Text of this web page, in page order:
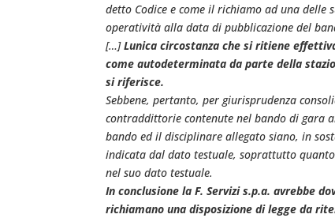
detto Codice e come il richiamo ad una
operatività alla data di pubblicazione del
[…]Lunica circostanza che si ritiene
come autodeterminata da parte della
si riferisce.
Sebbene, pertanto, per giurisprudenza
contraddittorie contenute nel bando di gara
bando ed il disciplinare allegato siano, in
indicata dal dato testuale, soprattutto
nel suo dato testuale.
In conclusione la F. Servizi s.p.a. avrebbe
richiamano una disposizione di legge da